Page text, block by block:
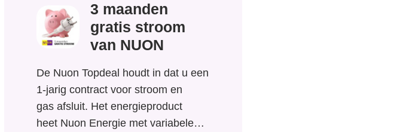
3 maanden
gratis stroom
van NUON
De Nuon Topdeal houdt in dat u een
1-jarig contract voor stroom en
gas afsluit. Het energieproduct
heet Nuon Energie met variabele